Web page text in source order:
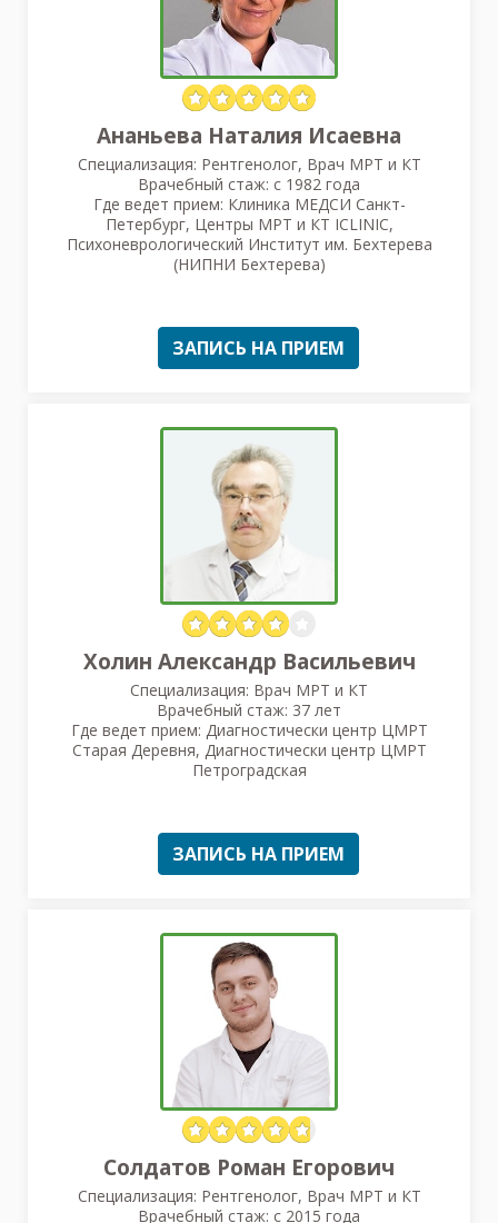
Ананьева Наталия Исаевна
Специализация: Рентгенолог, Врач МРТ и КТ
Врачебный стаж: с 1982 года
Где ведет прием: Клиника МЕДСИ Санкт-
Петербург, Центры МРТ и КТ ICLINIC,
Психоневрологический Институт им. Бехтерева
(НИПНИ Бехтерева)
ЗАПИСЬ НА ПРИЕМ
Холин Александр Васильевич
Специализация: Врач МРТ и КТ
Врачебный стаж: 37 лет
Где ведет прием: Диагностически центр ЦМРТ
Старая Деревня, Диагностически центр ЦМРТ
Петроградская
ЗАПИСЬ НА ПРИЕМ
Солдатов Роман Егорович
Специализация: Рентгенолог, Врач МРТ и КТ
Врачебный стаж: с 2015 года